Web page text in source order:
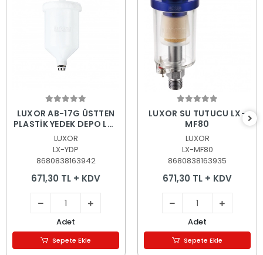
Sepete Ekle
LUXOR AB-17G ÜSTTEN
PLASTİK YEDEK DEPO LX-
YDP 600ML
LUXOR
LX-YDP
8680838163942
671,30 TL + KDV
Adet
Sepete Ekle
LUXOR SU TUTUCU LX-
MF80
LUXOR
LX-MF80
8680838163935
671,30 TL + KDV
Adet
Sepete Ekle